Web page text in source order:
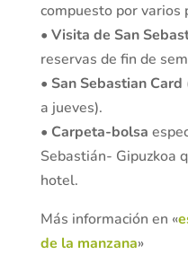
compuesto por varios
• Visita de San
reservas de fin de
• San Sebastian Card
a jueves).
• Carpeta-bolsa
Sebastián- Gipuzkoa
hotel.
Más información en «
de la manzana»